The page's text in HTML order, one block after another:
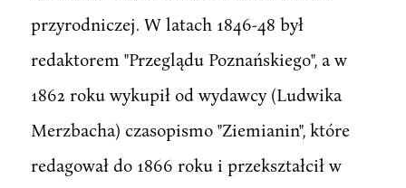
przyrodniczej. W latach 1846-48 był
redaktorem "Przeglądu Poznańskiego", a w
1862 roku wykupił od wydawcy (Ludwika
Merzbacha) czasopismo "Ziemianin", które
redagował do 1866 roku i przekształcił w